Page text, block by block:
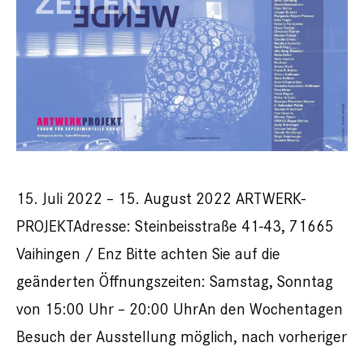
15. Juli 2022 – 15. August 2022 ARTWERK-
PROJEKTAdresse: Steinbeisstraße 41-43, 71665
Vaihingen / Enz Bitte achten Sie auf die
geänderten Öffnungszeiten: Samstag, Sonntag
von 15:00 Uhr – 20:00 UhrAn den Wochentagen
Besuch der Ausstellung möglich, nach vorheriger